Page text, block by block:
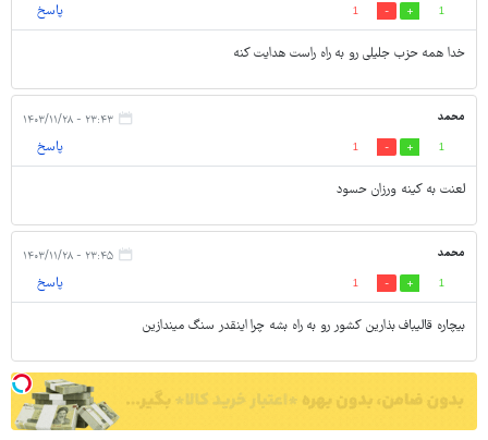
1
1 پاسخ
خدا همه حزب جلیلی رو به راه راست هدایت کنه
محمد ۲۳:۴۳ - ۱۴۰۳/۱۱/۲۸
1
1 پاسخ
لعنت به کینه ورزان حسود
محمد ۲۳:۴۵ - ۱۴۰۳/۱۱/۲۸
1
1 پاسخ
بیچاره قالیباف بذارین کشور رو به راه بشه چرا اینقدر سنگ میندازین